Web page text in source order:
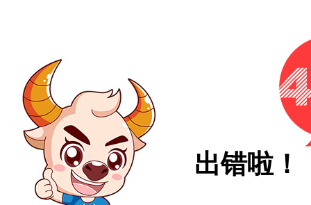
出错啦！